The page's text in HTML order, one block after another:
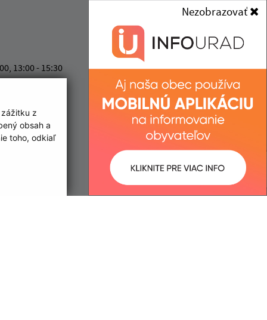
z
obsah a
toho, odkiaľ
13:00 - 15:30
Kontakt:
Obec (Malý Horeš)
Obecný úrad (Malý Horeš)
Družstevná 233
076 52 Malý Horeš
info@malyhores.sk
+421 56 628 53 70
Nezobrazovať